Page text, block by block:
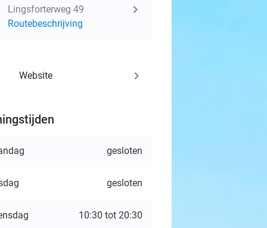
Lingsforterweg 49
Routebeschrijving
Website keyboard_arrow_right
gesloten
gesloten
10:30 tot 20:30